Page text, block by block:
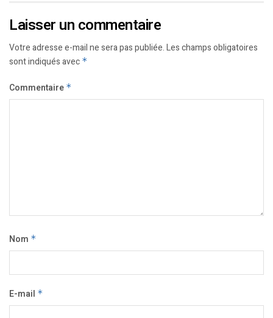
Laisser un commentaire
Votre adresse e-mail ne sera pas publiée.Les champs obligatoires
sont indiqués avec *
Commentaire *
Nom *
E-mail *